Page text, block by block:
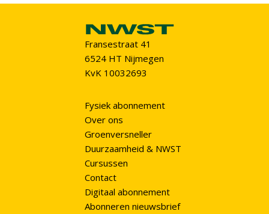
Fransestraat 41
6524 HT Nijmegen
KvK 10032693
Fysiek abonnement
Over ons
Groenversneller
Duurzaamheid & NWST
Cursussen
Contact
Digitaal abonnement
Abonneren nieuwsbrief